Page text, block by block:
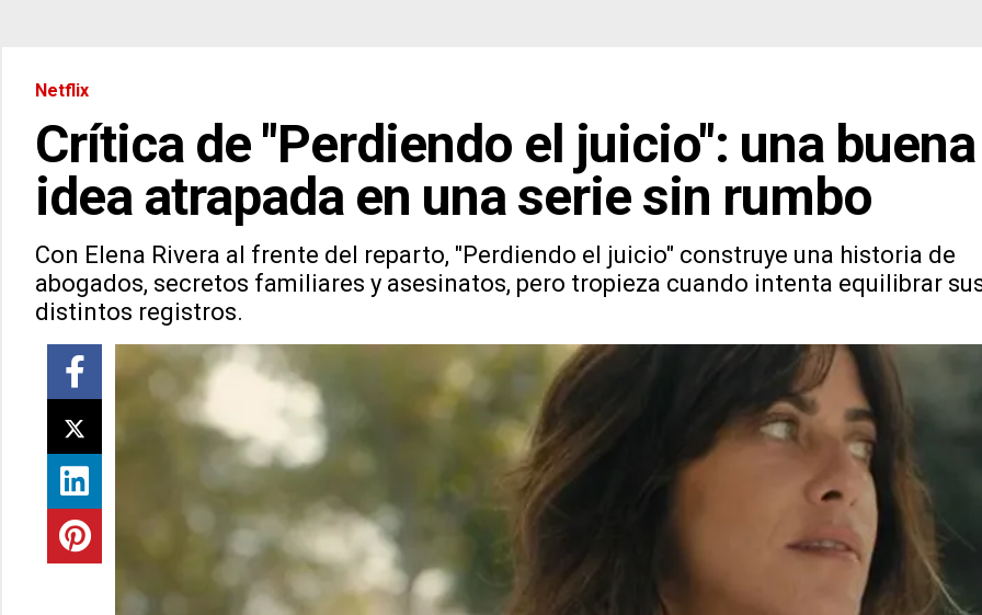
Netflix
Crítica de "Perdiendo el juicio": una buena
idea atrapada en una serie sin rumbo
Con Elena Rivera al frente del reparto, "Perdiendo el juicio" construye una historia de
abogados, secretos familiares y asesinatos, pero tropieza cuando intenta equilibrar
distintos registros.